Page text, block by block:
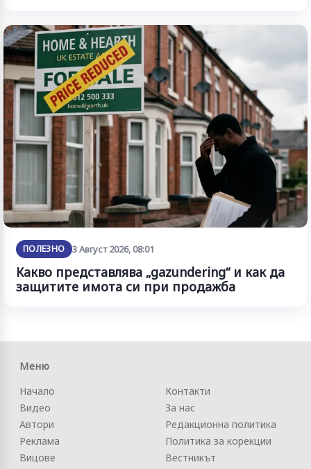
ПОЛЕЗНО 3 Август 2026, 08:01
Какво представлява „gazundering“ и как да
защитите имота си при продажба
Меню
Начало
Видео
Автори
Реклама
Вицове
Контакти
За нас
Редакционна политика
Политика за корекции
Вестникът